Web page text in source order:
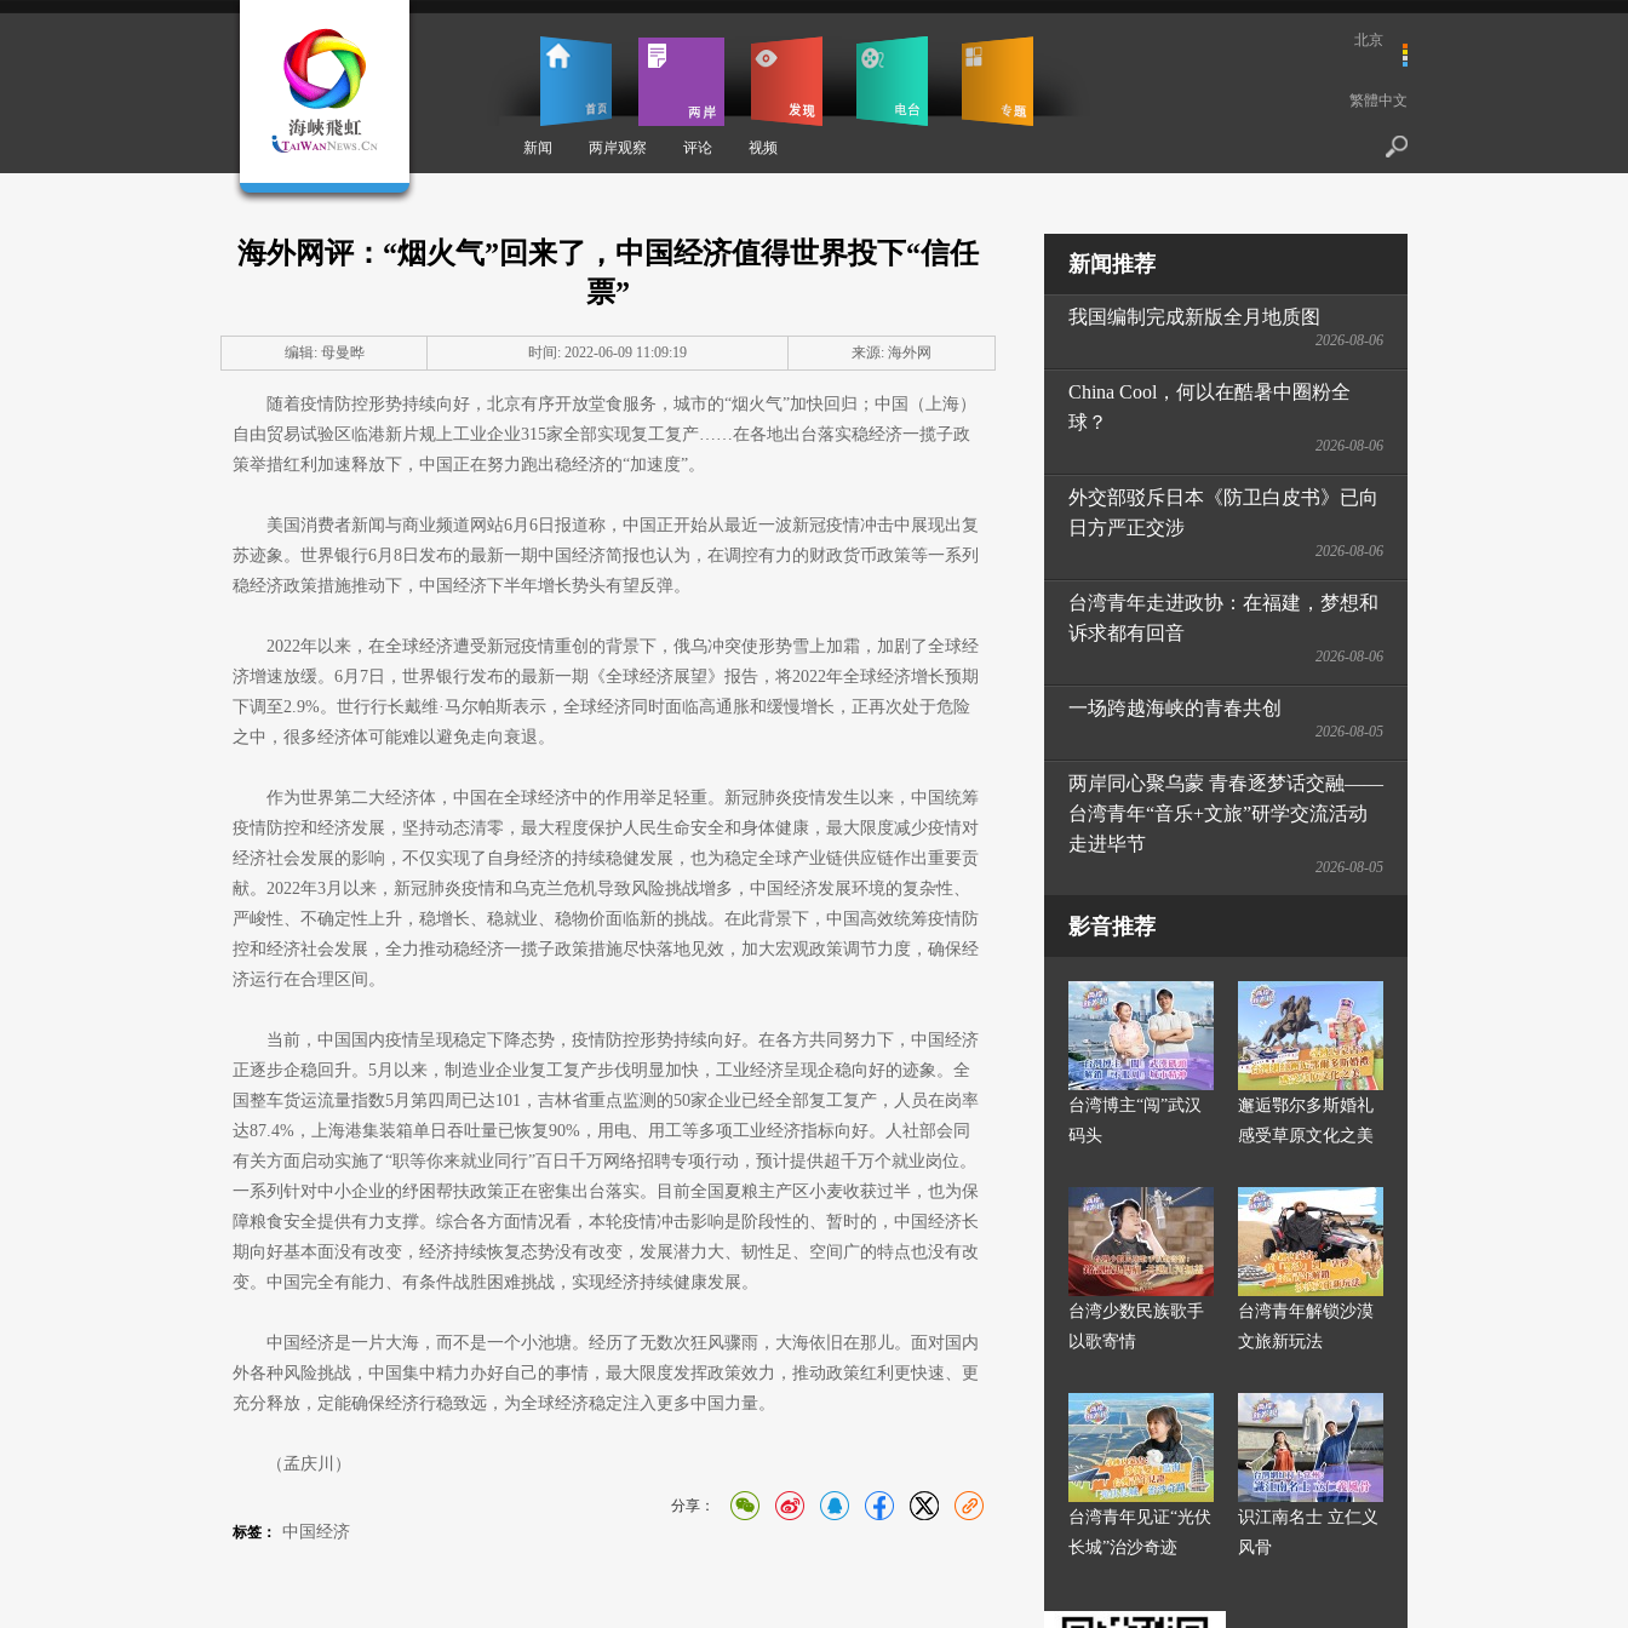
新闻 两岸观察 评论 视频
北京
繁體中文
海外网评：“烟火气”回来了，中国经济值得世界投下“信任
票”
编辑: 母曼晔 时间: 2022-06-09 11:09:19 来源: 海外网
随着疫情防控形势持续向好，北京有序开放堂食服务，城市的“烟火气”加快回归；中国（上海）
自由贸易试验区临港新片规上工业企业315家全部实现复工复产……在各地出台落实稳经济一揽子政
策举措红利加速释放下，中国正在努力跑出稳经济的“加速度”。
美国消费者新闻与商业频道网站6月6日报道称，中国正开始从最近一波新冠疫情冲击中展现出复
苏迹象。世界银行6月8日发布的最新一期中国经济简报也认为，在调控有力的财政货币政策等一系列
稳经济政策措施推动下，中国经济下半年增长势头有望反弹。
2022年以来，在全球经济遭受新冠疫情重创的背景下，俄乌冲突使形势雪上加霜，加剧了全球经
济增速放缓。6月7日，世界银行发布的最新一期《全球经济展望》报告，将2022年全球经济增长预期
下调至2.9%。世行行长戴维·马尔帕斯表示，全球经济同时面临高通胀和缓慢增长，正再次处于危险
之中，很多经济体可能难以避免走向衰退。
作为世界第二大经济体，中国在全球经济中的作用举足轻重。新冠肺炎疫情发生以来，中国统筹
疫情防控和经济发展，坚持动态清零，最大程度保护人民生命安全和身体健康，最大限度减少疫情对
经济社会发展的影响，不仅实现了自身经济的持续稳健发展，也为稳定全球产业链供应链作出重要贡
献。2022年3月以来，新冠肺炎疫情和乌克兰危机导致风险挑战增多，中国经济发展环境的复杂性、
严峻性、不确定性上升，稳增长、稳就业、稳物价面临新的挑战。在此背景下，中国高效统筹疫情防
控和经济社会发展，全力推动稳经济一揽子政策措施尽快落地见效，加大宏观政策调节力度，确保经
济运行在合理区间。
当前，中国国内疫情呈现稳定下降态势，疫情防控形势持续向好。在各方共同努力下，中国经济
正逐步企稳回升。5月以来，制造业企业复工复产步伐明显加快，工业经济呈现企稳向好的迹象。全
国整车货运流量指数5月第四周已达101，吉林省重点监测的50家企业已经全部复工复产，人员在岗率
达87.4%，上海港集装箱单日吞吐量已恢复90%，用电、用工等多项工业经济指标向好。人社部会同
有关方面启动实施了“职等你来就业同行”百日千万网络招聘专项行动，预计提供超千万个就业岗位。
一系列针对中小企业的纾困帮扶政策正在密集出台落实。目前全国夏粮主产区小麦收获过半，也为保
障粮食安全提供有力支撑。综合各方面情况看，本轮疫情冲击影响是阶段性的、暂时的，中国经济长
期向好基本面没有改变，经济持续恢复态势没有改变，发展潜力大、韧性足、空间广的特点也没有改
变。中国完全有能力、有条件战胜困难挑战，实现经济持续健康发展。
中国经济是一片大海，而不是一个小池塘。经历了无数次狂风骤雨，大海依旧在那儿。面对国内
外各种风险挑战，中国集中精力办好自己的事情，最大限度发挥政策效力，推动政策红利更快速、更
充分释放，定能确保经济行稳致远，为全球经济稳定注入更多中国力量。
（孟庆川）
分享：
标签：
中国经济
新闻推荐
我国编制完成新版全月地质图
2026-08-06
China Cool，何以在酷暑中圈粉全
球？
2026-08-06
外交部驳斥日本《防卫白皮书》已向
日方严正交涉
2026-08-06
台湾青年走进政协：在福建，梦想和
诉求都有回音
2026-08-06
一场跨越海峡的青春共创
2026-08-05
两岸同心聚乌蒙 青春逐梦话交融——
台湾青年“音乐+文旅”研学交流活动
走进毕节
2026-08-05
影音推荐
台湾博主“闯”武汉
码头
邂逅鄂尔多斯婚礼
感受草原文化之美
台湾少数民族歌手
以歌寄情
台湾青年解锁沙漠
文旅新玩法
台湾青年见证“光伏
长城”治沙奇迹
识江南名士 立仁义
风骨